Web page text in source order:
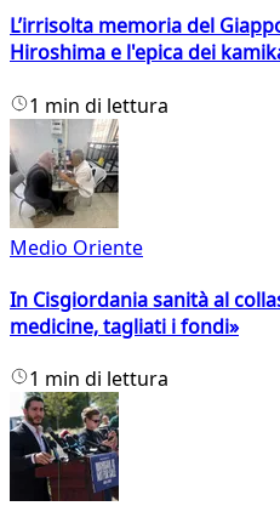
L’irrisolta memoria del
Hiroshima e l'epica dei
1 min di lettura
Medio Oriente
In Cisgiordania sanità al
medicine, tagliati i fondi»
1 min di lettura